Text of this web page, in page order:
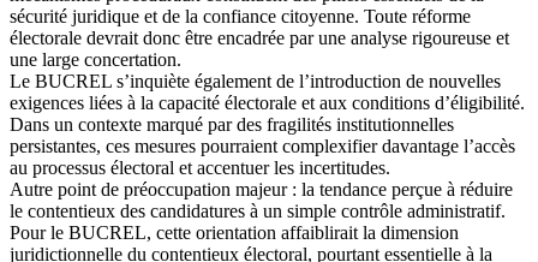
sécurité juridique et de la confiance citoyenne. Toute réforme
électorale devrait donc être encadrée par une analyse rigoureuse et
une large concertation.
Le BUCREL s’inquiète également de l’introduction de nouvelles
exigences liées à la capacité électorale et aux conditions d’éligibilité.
Dans un contexte marqué par des fragilités institutionnelles
persistantes, ces mesures pourraient complexifier davantage l’accès
au processus électoral et accentuer les incertitudes.
Autre point de préoccupation majeur : la tendance perçue à réduire
le contentieux des candidatures à un simple contrôle administratif.
Pour le BUCREL, cette orientation affaiblirait la dimension
juridictionnelle du contentieux électoral, pourtant essentielle à la